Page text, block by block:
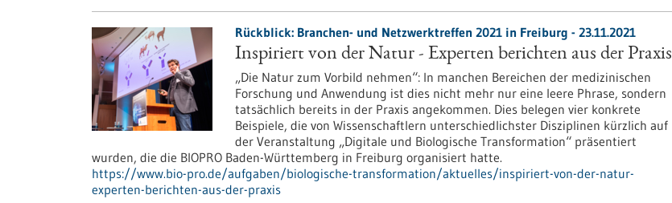
Rückblick: Branchen- und Netzwerktreffen 2021 in Freiburg - 23.11.2021
Inspiriert von der Natur - Experten berichten aus der Praxis
„Die Natur zum Vorbild nehmen“: In manchen Bereichen der medizinischen
Forschung und Anwendung ist dies nicht mehr nur eine leere Phrase, sondern
tatsächlich bereits in der Praxis angekommen. Dies belegen vier konkrete
Beispiele, die von Wissenschaftlern unterschiedlichster Disziplinen kürzlich auf
der Veranstaltung „Digitale und Biologische Transformation“ präsentiert
wurden, die die BIOPRO Baden-Württemberg in Freiburg organisiert hatte.
https://www.bio-pro.de/aufgaben/biologische-transformation/aktuelles/inspiriert-von-der-natur-
experten-berichten-aus-der-praxis